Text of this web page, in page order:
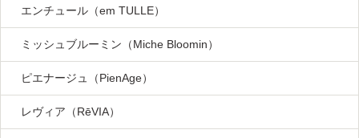
エンチュール（em TULLE）
ミッシュブルーミン（Miche Bloomin）
ピエナージュ（PienAge）
レヴィア（RēVIA）